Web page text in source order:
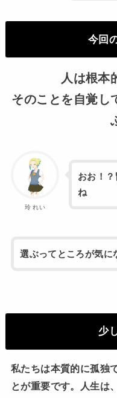
今回
人は根本
そのことを自覚し
玲 れい
おお！
ね
選ぶってところが気に
少
私たちは本質的に孤独
とが重要です。人生は